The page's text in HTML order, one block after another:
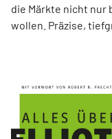
die Märkte nicht nur
wollen. Präzise,